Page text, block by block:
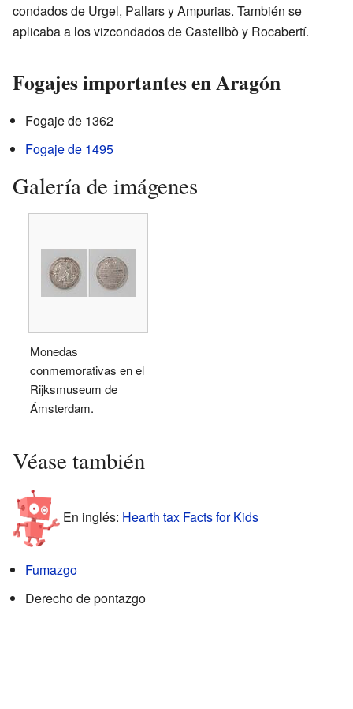
condados de Urgel, Pallars y Ampurias. También se
aplicaba a los vizcondados de Castellbò y Rocabertí.
Fogajes importantes en Aragón
Fogaje de 1362
Fogaje de 1495
Galería de imágenes
Monedas
conmemorativas en el
Rijksmuseum de
Ámsterdam.
Véase también
En inglés: Hearth tax Facts for Kids
Fumazgo
Derecho de pontazgo